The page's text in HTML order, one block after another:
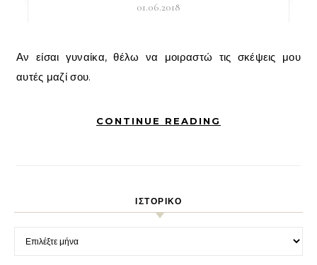
01.06.2018
Αν είσαι γυναίκα, θέλω να μοιραστώ τις σκέψεις μου
αυτές μαζί σου.
CONTINUE READING
ΙΣΤΟΡΙΚΌ